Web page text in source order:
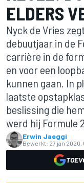
ELDERS
Nyck de Vries
debuutjaar in de
carrière in de
en voor een
kunnen gaan. In
laatste
beslissing die
werd hij Formule
Erwin Jaeggi
Bewerkt: 27 jan 2020,